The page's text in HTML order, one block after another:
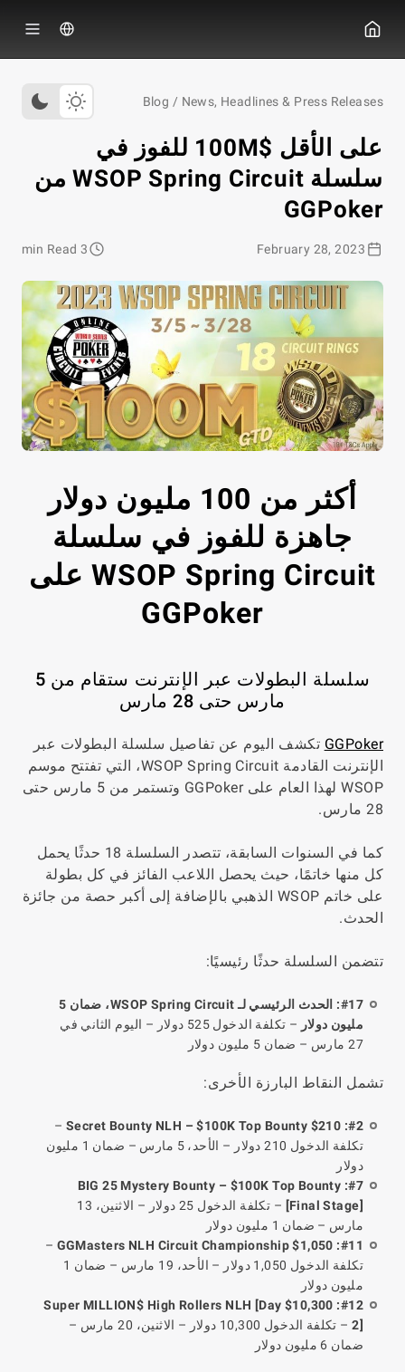
Blog / News, Headlines & Press Releases
على الأقل $100M للفوز في
سلسلة WSOP Spring Circuit من
GGPoker
February 28, 2023
3 min Read
أكثر من 100 مليون دولار
جاهزة للفوز في سلسلة
WSOP Spring Circuit على
GGPoker
سلسلة البطولات عبر الإنترنت ستقام من 5
مارس حتى 28 مارس
GGPoker تكشف اليوم عن تفاصيل سلسلة البطولات عبر
الإنترنت القادمة WSOP Spring Circuit، التي تفتتح موسم
WSOP لهذا العام على GGPoker وتستمر من 5 مارس حتى
28 مارس.
كما في السنوات السابقة، تتصدر السلسلة 18 حدثًا يحمل
كل منها خاتمًا، حيث يحصل اللاعب الفائز في كل بطولة
على خاتم WSOP الذهبي بالإضافة إلى أكبر حصة من جائزة
الحدث.
تتضمن السلسلة حدثًا رئيسيًا:
#17: الحدث الرئيسي لـ WSOP Spring Circuit، ضمان 5
مليون دولار
– تكلفة الدخول 525 دولار – اليوم الثاني في
27 مارس – ضمان 5 مليون دولار
تشمل النقاط البارزة الأخرى:
#2: $210 Secret Bounty NLH – $100K Top Bounty
–
تكلفة الدخول 210 دولار – الأحد، 5 مارس – ضمان 1 مليون
دولار
#7: BIG 25 Mystery Bounty – $100K Top Bounty
[Final Stage]
– تكلفة الدخول 25 دولار – الاثنين، 13
مارس – ضمان 1 مليون دولار
#11: $1,050 GGMasters NLH Circuit Championship
–
تكلفة الدخول 1,050 دولار – الأحد، 19 مارس – ضمان 1
مليون دولار
#12: $10,300 Super MILLION$ High Rollers NLH [Day
2]
– تكلفة الدخول 10,300 دولار – الاثنين، 20 مارس –
ضمان 6 مليون دولار